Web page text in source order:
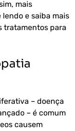
mais
e saiba mais
tratamentos para
– doença
– é comum
causem